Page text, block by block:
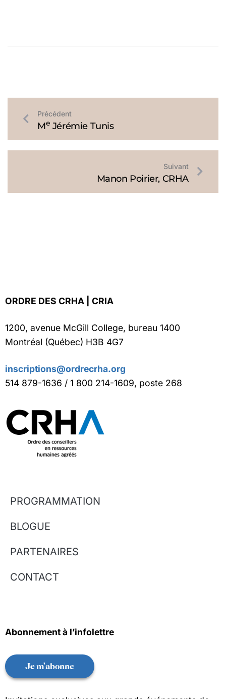
Précédent
Me Jérémie Tunis
Suivant
Manon Poirier, CRHA
ORDRE DES CRHA | CRIA
1200, avenue McGill College, bureau 1400
Montréal (Québec) H3B 4G7
inscriptions@ordrecrha.org
514 879-1636 / 1 800 214-1609, poste 268
PROGRAMMATION
BLOGUE
PARTENAIRES
CONTACT
Abonnement à l’infolettre
Je m'abonne